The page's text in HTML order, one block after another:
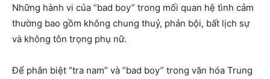
Những hành vi của “bad boy” trong mối quan hệ tình cảm
thường bao gồm không chung thuỷ, phản bội, bất lịch sự
và không tôn trọng phụ nữ.
Để phân biệt “tra nam” và “bad boy” trong văn hóa Trung